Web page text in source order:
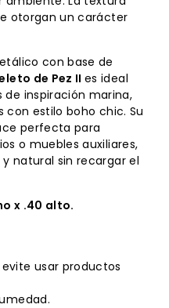
otorgan un carácter
con base de
de Pez IIes ideal
inspiración marina,
con estilo boho chic. Su
perfecta para
o muebles auxiliares,
natural sin recargar el
x .40 alto.
usar productos